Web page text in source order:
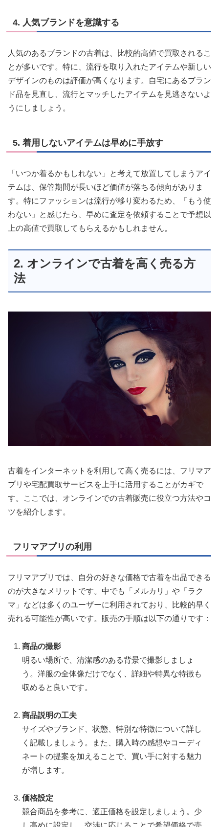
4. 人気ブランドを意識する
人気のあるブランドの古着は、比較的高値で買取されるこ
とが多いです。特に、流行を取り入れたアイテムや新しい
デザインのものは評価が高くなります。自宅にあるブラン
ド品を見直し、流行とマッチしたアイテムを見逃さないよ
うにしましょう。
5. 着用しないアイテムは早めに手放す
「いつか着るかもしれない」と考えて放置してしまうアイ
テムは、保管期間が長いほど価値が落ちる傾向がありま
す。特にファッションは流行が移り変わるため、「もう使
わない」と感じたら、早めに査定を依頼することで予想以
上の高値で買取してもらえるかもしれません。
2. オンラインで古着を高く売る方
法
古着をインターネットを利用して高く売るには、フリマア
プリや宅配買取サービスを上手に活用することがカギで
す。ここでは、オンラインでの古着販売に役立つ方法やコ
ツを紹介します。
フリマアプリの利用
フリマアプリでは、自分の好きな価格で古着を出品できる
のが大きなメリットです。中でも「メルカリ」や「ラク
マ」などは多くのユーザーに利用されており、比較的早く
売れる可能性が高いです。販売の手順は以下の通りです：
商品の撮影
明るい場所で、清潔感のある背景で撮影しましょ
う。洋服の全体像だけでなく、詳細や特異な特徴も
収めると良いです。
商品説明の工夫
サイズやブランド、状態、特別な特徴について詳し
く記載しましょう。また、購入時の感想やコーディ
ネートの提案を加えることで、買い手に対する魅力
が増します。
価格設定
競合商品を参考に、適正価格を設定しましょう。少
し高めに設定し、交渉に応じることで希望価格で売